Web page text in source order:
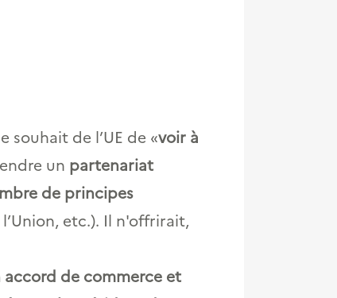
de l’UE de «voir à
un partenariat
de principes
etc.). Il n'offrirait,
accord de commerce et